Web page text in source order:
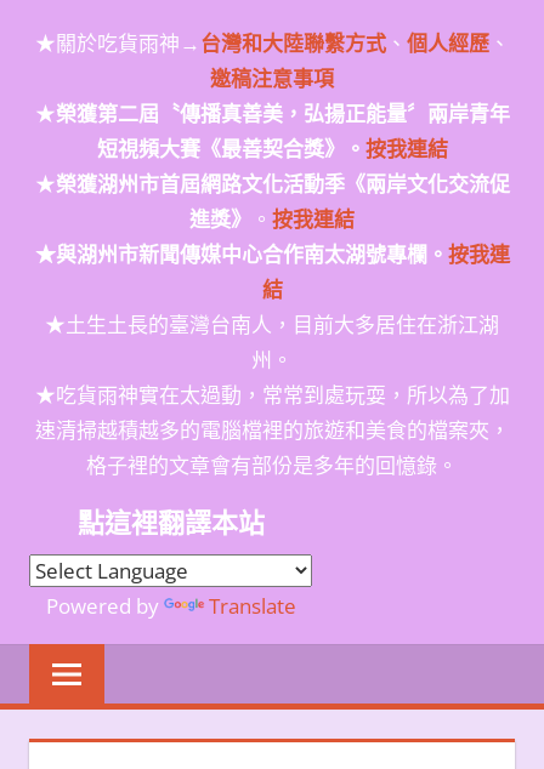
★關於吃貨雨神→台灣和大陸聯繫方式、 個人經歷、
邀稿注意事項
★榮獲第二屆〝傳播真善美，弘揚正能量〞兩岸青年
短視頻大賽《最善契合獎》。 按我連結
★榮獲湖州市首屆網路文化活動季《兩岸文化交流促
進獎》
。 按我連結
★與湖州市新聞傳媒中心合作南太湖號專欄。 按我連
結
★土生土長的臺灣台南人，目前大多居住在浙江湖
州。
★吃貨雨神實在太過動，常常到處玩耍，所以為了加
速清掃越積越多的電腦檔裡的旅遊和美食的檔案夾，
格子裡的文章會有部份是多年的回憶錄。
點這裡翻譯本站
Powered by Translate